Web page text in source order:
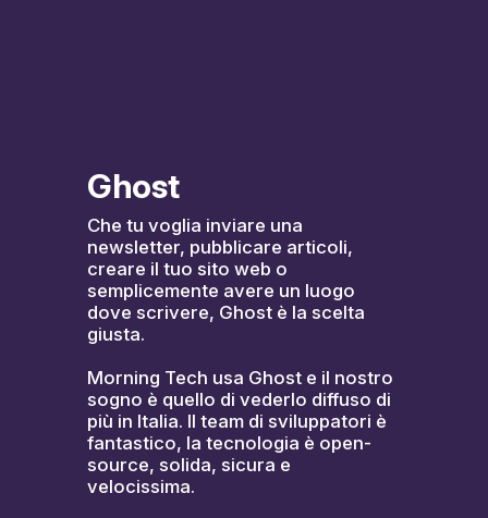
Ghost
Che tu voglia inviare una
newsletter, pubblicare articoli,
creare il tuo sito web o
semplicemente avere un luogo
dove scrivere, Ghost è la scelta
giusta.
Morning Tech usa Ghost e il nostro
sogno è quello di vederlo diffuso di
più in Italia. Il team di sviluppatori è
fantastico, la tecnologia è open-
source, solida, sicura e
velocissima.